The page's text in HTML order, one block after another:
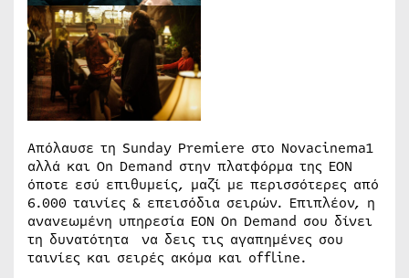
Απόλαυσε τη Sunday Premiere στο Novacinema1
αλλά και On Demand στην πλατφόρμα της ΕΟΝ
όποτε εσύ επιθυμείς, μαζί με περισσότερες από
6.000 ταινίες & επεισόδια σειρών. Επιπλέον, η
ανανεωμένη υπηρεσία ΕΟΝ On Demand σου δίνει
τη δυνατότητα να δεις τις αγαπημένες σου
ταινίες και σειρές ακόμα και offline.